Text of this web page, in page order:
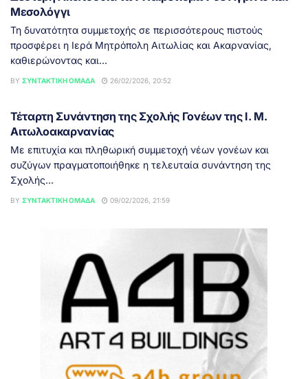
Μεσολόγγι
Τη δυνατότητα συμμετοχής σε περισσότερους πιστούς
προσφέρει η Ιερά Μητρόπολη Αιτωλίας και Ακαρνανίας,
καθιερώνοντας και...
BY ΣΥΝΤΑΚΤΙΚΉ ΟΜΆΔΑ 26/02/2026, 20:52
Τέταρτη Συνάντηση της Σχολής Γονέων της Ι. Μ.
Αιτωλοακαρνανίας
Με επιτυχία και πληθωρική συμμετοχή νέων γονέων και
συζύγων πραγματοποιήθηκε η τελευταία συνάντηση της
Σχολής...
BY ΣΥΝΤΑΚΤΙΚΉ ΟΜΆΔΑ 09/02/2026, 21:59